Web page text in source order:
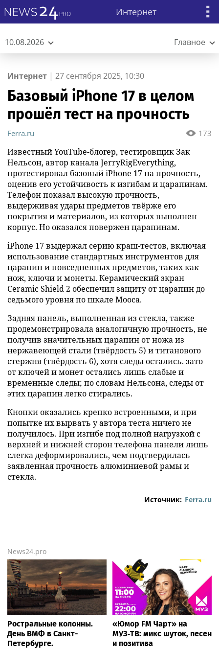
Интернет
10.08.2026 Главное
Интернет | 27 сентября 2025, 10:30
Базовый iPhone 17 в целом
прошёл тест на прочность
173
Ferra.ru
Известный YouTube-блогер, тестировщик Зак
Нельсон, автор канала JerryRigEverything,
протестировал базовый iPhone 17 на прочность,
оценив его устойчивость к изгибам и царапинам.
Телефон показал высокую прочность,
выдерживая удары предметов твёрже его
покрытия и материалов, из которых выполнен
корпус. Но оказался повержен царапинам.
iPhone 17 выдержал серию краш-тестов, включая
использование стандартных инструментов для
царапин и повседневных предметов, таких как
нож, ключи и монеты. Керамический экран
Ceramic Shield 2 обеспечил защиту от царапин до
седьмого уровня по шкале Мооса.
Задняя панель, выполненная из стекла, также
продемонстрировала аналогичную прочность, не
получив значительных царапин от ножа из
нержавеющей стали (твёрдость 5) и титанового
стержня (твёрдость 6), хотя следы остались. зато
от ключей и монет остались лишь слабые и
временные следы; по словам Нельсона, следы от
этих царапин легко стирались.
Кнопки оказались крепко встроенными, и при
попытке их вырвать у автора теста ничего не
получилось. При изгибе под полной нагрузкой с
верхней и нижней сторон телефона панели лишь
слегка деформировались, чем подтвердилась
заявленная прочность алюминиевой рамы и
стекла.
Источник: Ferra.ru
News24.pro
Ростральные колонны.
День ВМФ в Санкт-
Петербурге.
«Юмор FM Чарт» на
МУЗ‑ТВ: микс шуток, песен
и позитива